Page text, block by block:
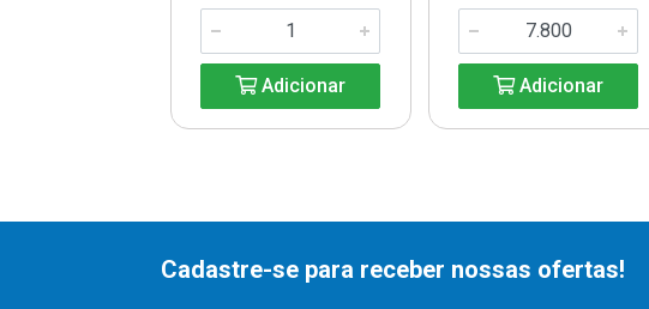
Adicionar Adicionar
Cadastre-se para receber nossas ofertas!